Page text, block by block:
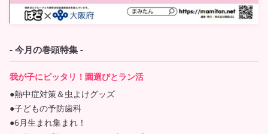
- 今月の巻頭特集 -
我が子にピッタリ！園選びとラン活
●熱中症対策＆虫よけグッズ
●子どもの予防歯科
●6月生まれ集まれ！